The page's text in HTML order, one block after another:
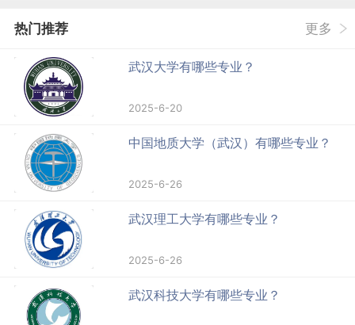
热门推荐 更多
武汉大学有哪些专业？
2025-6-20
中国地质大学（武汉）有哪些专业？
2025-6-26
武汉理工大学有哪些专业？
2025-6-26
武汉科技大学有哪些专业？